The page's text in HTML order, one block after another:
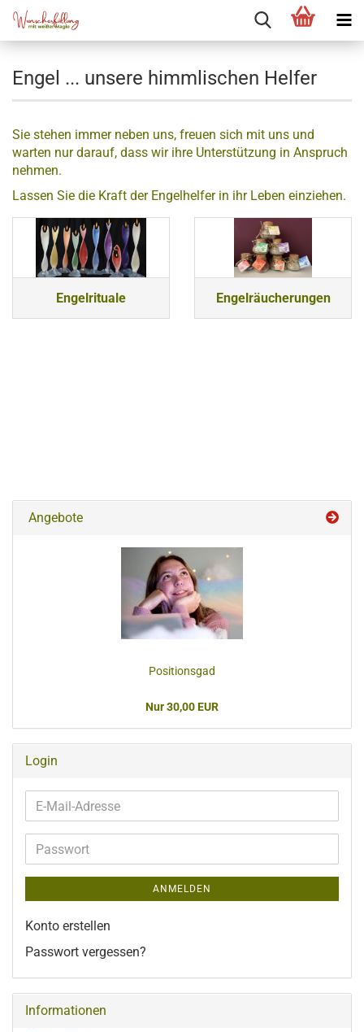
Engel ... unsere himmlischen Helfer
Sie stehen immer neben uns, freuen sich mit uns und
warten nur darauf, dass wir ihre Unterstützung in Anspruch
nehmen.
Lassen Sie die Kraft der Engelhelfer in ihr Leben einziehen.
Engelrituale Engelräucherungen
Angebote
Positionsgad
Nur 30,00 EUR
Login
E-
Mail-
Adresse
Passwort
ANMELDEN
Konto erstellen
Passwort vergessen?
Informationen